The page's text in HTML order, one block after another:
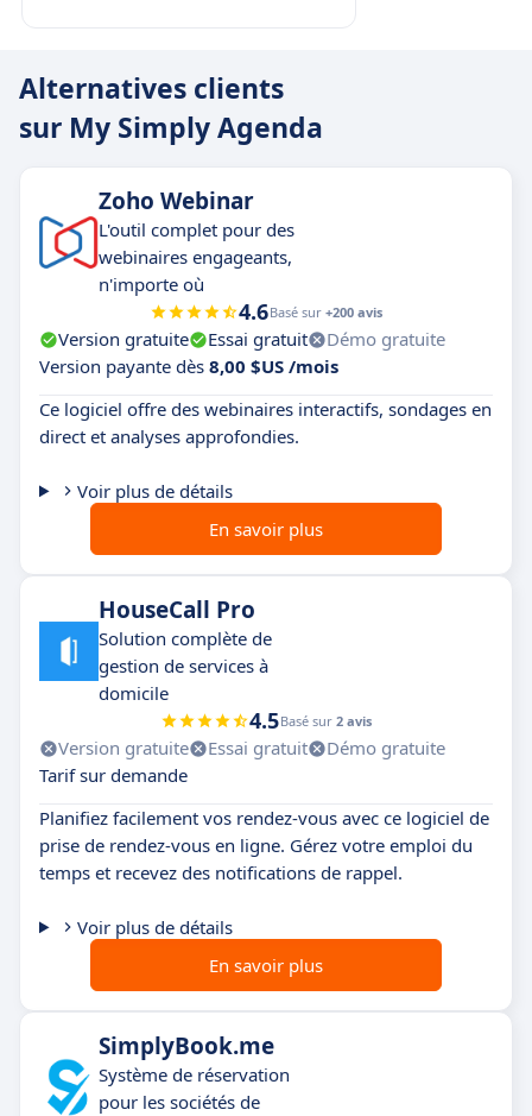
Alternatives clients
sur My Simply Agenda
Zoho Webinar
L'outil complet pour des
webinaires engageants,
n'importe où
4.6Basé sur +200 avis
Version gratuite Essai gratuit
Démo gratuite
Version payante dès 8,00 $US /mois
Ce logiciel offre des webinaires interactifs, sondages en
direct et analyses approfondies.
Voir plus de détails
En savoir plus
HouseCall Pro
Solution complète de
gestion de services à
domicile
4.5Basé sur 2 avis
Version gratuite Essai gratuit
Démo gratuite
Tarif sur demande
Planifiez facilement vos rendez-vous avec ce logiciel de
prise de rendez-vous en ligne. Gérez votre emploi du
temps et recevez des notifications de rappel.
Voir plus de détails
En savoir plus
SimplyBook.me
Système de réservation
pour les sociétés de